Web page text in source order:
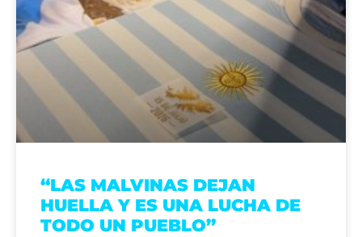
“LAS MALVINAS DEJAN
HUELLA Y ES UNA LUCHA DE
TODO UN PUEBLO”